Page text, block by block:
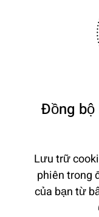
Đồng
Lưu trữ
phiên trong
của bạn từ